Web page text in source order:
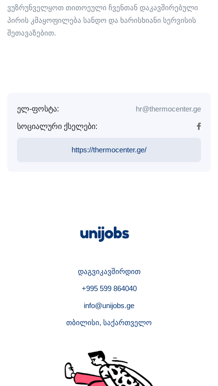
ვუზრუნველყოთ თითოეული ჩვენთან დაკავშირებული
პირის კმაყოფილება სანდო და ხარისხიანი სერვისის
შეთავაზებით.
ელ-ფოსტა: hr@thermocenter.ge
სოციალური ქსელები:
https://thermocenter.ge/
დაგვიკავშირდით
+995 599 864040
info@unijobs.ge
თბილისი, საქართველო